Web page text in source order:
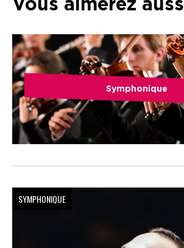
Vous aimerez aussi
Symphonique
SYMPHONIQUE